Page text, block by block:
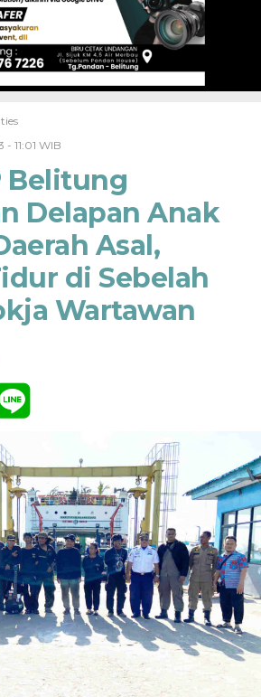
11:01 WIB
Belitung
Delapan Anak
Asal,
di Sebelah
Wartawan